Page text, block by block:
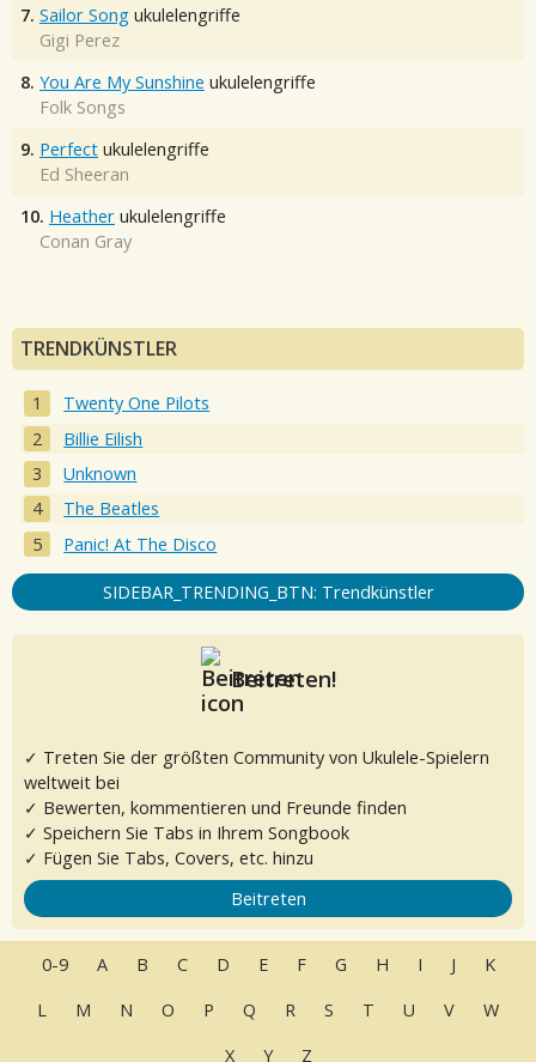
7. Sailor Song ukulelengriffe
Gigi Perez
8. You Are My Sunshine ukulelengriffe
Folk Songs
9. Perfect ukulelengriffe
Ed Sheeran
10. Heather ukulelengriffe
Conan Gray
TRENDKÜNSTLER
Twenty One Pilots
Billie Eilish
Unknown
The Beatles
Panic! At The Disco
SIDEBAR_TRENDING_BTN: Trendkünstler
Beitreten!
✓ Treten Sie der größten Community von Ukulele-Spielern
weltweit bei
✓ Bewerten, kommentieren und Freunde finden
✓ Speichern Sie Tabs in Ihrem Songbook
✓ Fügen Sie Tabs, Covers, etc. hinzu
Beitreten
0-9 A B C D E F G H I J
K
L
M N O P Q R S T U V
W
X
Y Z